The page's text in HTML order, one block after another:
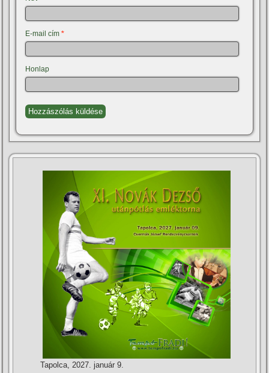
E-mail cím*
Honlap
Tapolca, 2027. január 9.